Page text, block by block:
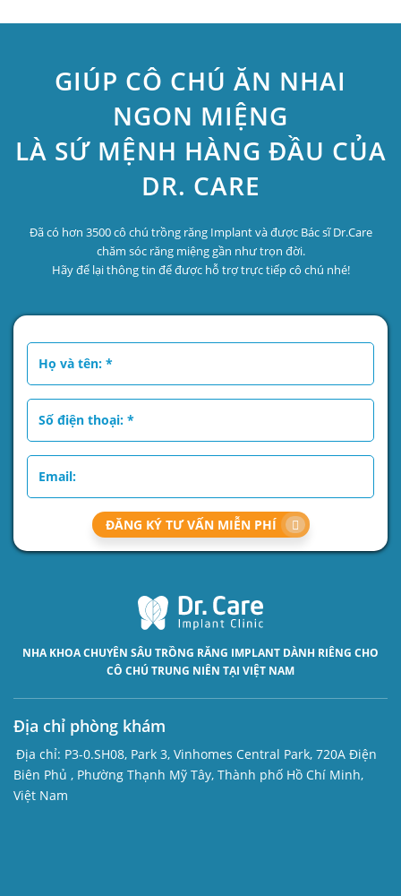
GIÚP CÔ CHÚ ĂN NHAI
NGON MIỆNG
LÀ SỨ MỆNH HÀNG ĐẦU CỦA
DR. CARE
Đã có hơn 3500 cô chú trồng răng Implant và được Bác sĩ Dr.Care
chăm sóc răng miệng gần như trọn đời.
Hãy để lại thông tin để được hỗ trợ trực tiếp cô chú nhé!
ĐĂNG KÝ TƯ VẤN MIỄN PHÍ
NHA KHOA CHUYÊN SÂU TRỒNG RĂNG IMPLANT DÀNH RIÊNG CHO
CÔ CHÚ TRUNG NIÊN TẠI VIỆT NAM
Địa chỉ phòng khám
Địa chỉ: P3-0.SH08, Park 3, Vinhomes Central Park, 720A Điện
Biên Phủ , Phường Thạnh Mỹ Tây, Thành phố Hồ Chí Minh,
Việt Nam